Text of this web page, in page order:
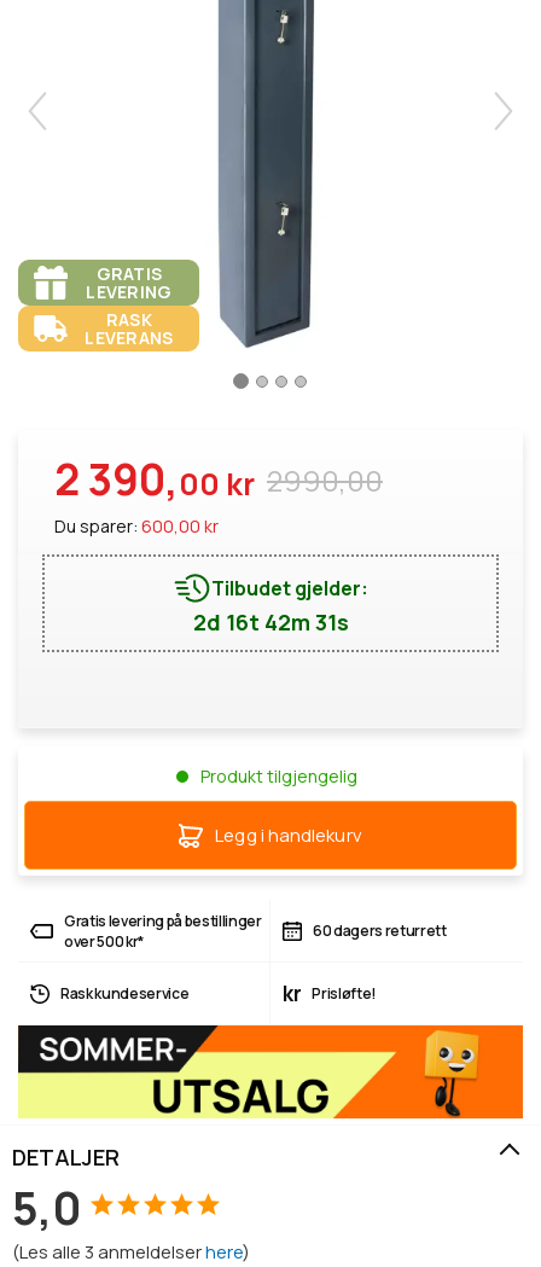
GRATIS
LEVERING
RASK
LEVERANS
2990,00
2 390,00 kr
Du sparer: 600,00 kr
Tilbudet gjelder:
2d 16t 42m 31s
Produkt tilgjengelig
Legg i handlekurv
Gratis levering på bestillinger
over 500 kr*
60 dagers returrett
Rask kundeservice kr Prisløfte!
DETALJER
5,0
(Les alle 3anmeldelserhere)